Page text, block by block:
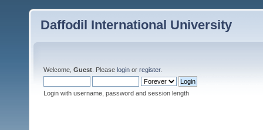
Daffodil International University
Welcome, Guest . Please login or register.
Login with username, password and session length